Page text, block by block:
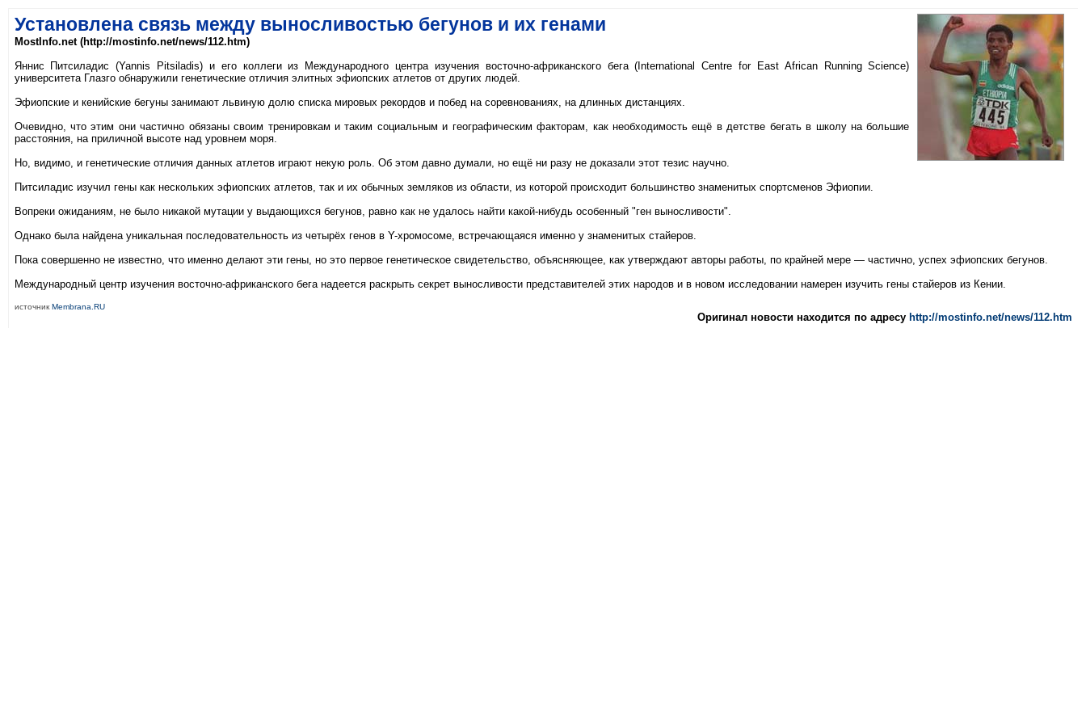
Установлена связь между выносливостью бегунов и их генами
MostInfo.net (http://mostinfo.net/news/112.htm)
Яннис Питсиладис (Yannis Pitsiladis) и его коллеги из Международного центра изучения восточно-африканского бега (International Centre for East African Running Science)
университета Глазго обнаружили генетические отличия элитных эфиопских атлетов от других людей.
Эфиопские и кенийские бегуны занимают львиную долю списка мировых рекордов и побед на соревнованиях, на длинных дистанциях.
Очевидно, что этим они частично обязаны своим тренировкам и таким социальным и географическим факторам, как необходимость ещё в детстве бегать в школу на большие
расстояния, на приличной высоте над уровнем моря.
Но, видимо, и генетические отличия данных атлетов играют некую роль. Об этом давно думали, но ещё ни разу не доказали этот тезис научно.
Питсиладис изучил гены как нескольких эфиопских атлетов, так и их обычных земляков из области, из которой происходит большинство знаменитых спортсменов Эфиопии.
Вопреки ожиданиям, не было никакой мутации у выдающихся бегунов, равно как не удалось найти какой-нибудь особенный "ген выносливости".
Однако была найдена уникальная последовательность из четырёх генов в Y-хромосоме, встречающаяся именно у знаменитых стайеров.
Пока совершенно не известно, что именно делают эти гены, но это первое генетическое свидетельство, объясняющее, как утверждают авторы работы, по крайней мере — частично, успех эфиопских бегунов.
Международный центр изучения восточно-африканского бега надеется раскрыть секрет выносливости представителей этих народов и в новом исследовании намерен изучить гены стайеров из Кении.
источник Membrana.RU
Оригинал новости находится по адресу http://mostinfo.net/news/112.htm